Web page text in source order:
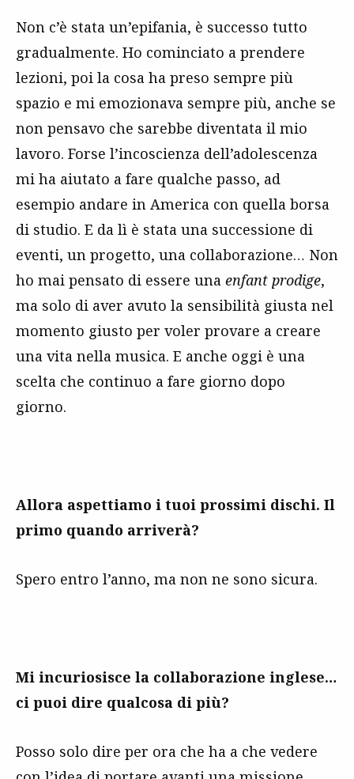
Non c’è stata un’epifania, è successo tutto
gradualmente. Ho cominciato a prendere
lezioni, poi la cosa ha preso sempre più
spazio e mi emozionava sempre più, anche se
non pensavo che sarebbe diventata il mio
lavoro. Forse l’incoscienza dell’adolescenza
mi ha aiutato a fare qualche passo, ad
esempio andare in America con quella borsa
di studio. E da lì è stata una successione di
eventi, un progetto, una collaborazione… Non
ho mai pensato di essere una enfant prodige,
ma solo di aver avuto la sensibilità giusta nel
momento giusto per voler provare a creare
una vita nella musica. E anche oggi è una
scelta che continuo a fare giorno dopo
giorno.
Allora aspettiamo i tuoi prossimi dischi. Il
primo quando arriverà?
Spero entro l’anno, ma non ne sono sicura.
Mi incuriosisce la collaborazione inglese…
ci puoi dire qualcosa di più?
Posso solo dire per ora che ha a che vedere